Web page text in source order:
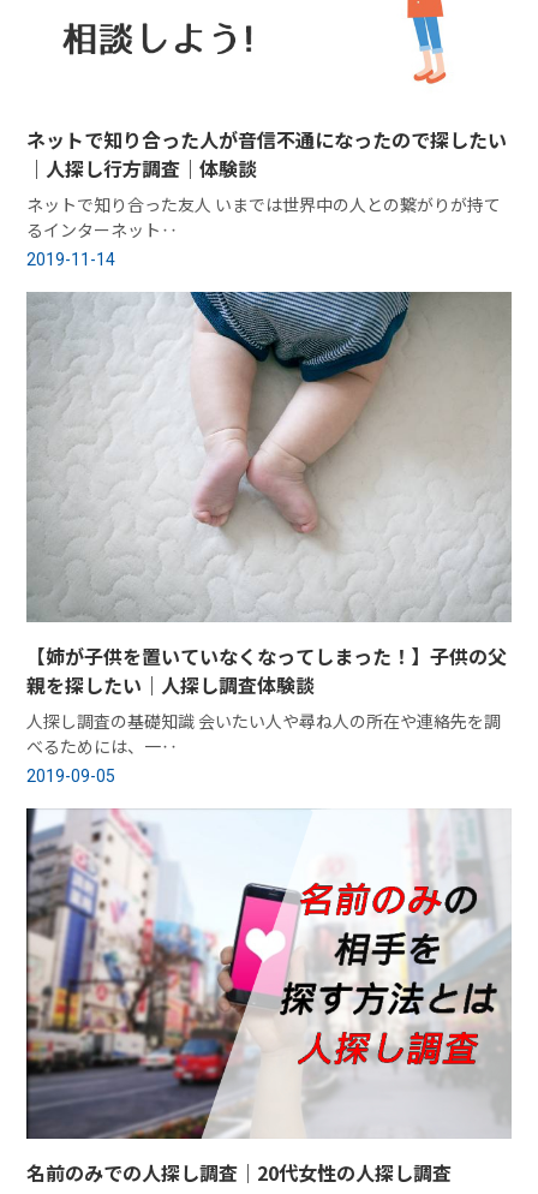
ネットで知り合った人が音信不通になったので探したい
｜人探し行方調査｜体験談
ネットで知り合った友人 いまでは世界中の人との繋がりが持て
るインターネット‥
2019-11-14
【姉が子供を置いていなくなってしまった！】子供の父
親を探したい｜人探し調査体験談
人探し調査の基礎知識 会いたい人や尋ね人の所在や連絡先を調
べるためには、一‥
2019-09-05
名前のみでの人探し調査｜20代女性の人探し調査